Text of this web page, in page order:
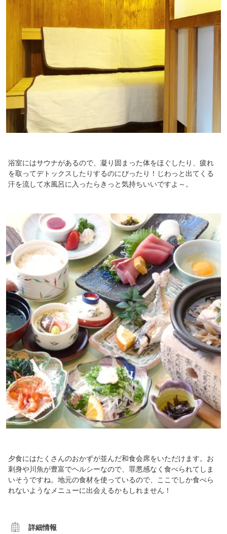
浴室にはサウナがあるので、凝り固まった体をほぐしたり、疲れ
を取ってデトックスしたりするのにぴったり！じわっと出てくる
汗を流して水風呂に入ったらきっと気持ちいいですよ～。
夕食にはたくさんのおかずが並んだ和食会席をいただけます。お
刺身や川魚が豊富でヘルシーなので、罪悪感なく食べられてしま
いそうですね。地元の食材を使っているので、ここでしか食べら
れないようなメニューに出会えるかもしれません！
詳細情報